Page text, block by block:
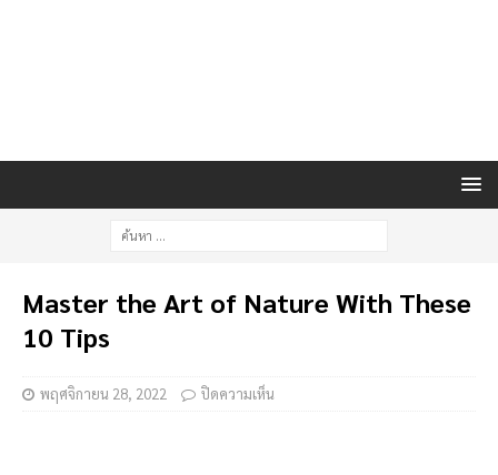
Master the Art of Nature With These
10 Tips
พฤศจิกายน 28, 2022 ปิดความเห็น